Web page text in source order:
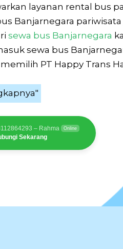
layanan rental bus
Banjarnegara
sewa bus Banjarnegara
sewa bus
PT Happy Trans
– Rahma Online
Sekarang